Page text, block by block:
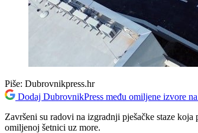
Piše: Dubrovnikpress.hr
Dodaj DubrovnikPress među omiljene izvore
Završeni su radovi na izgradnji pješačke staze
omiljenoj šetnici uz more.